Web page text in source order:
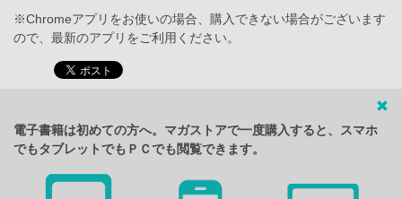
※Chromeアプリをお使いの場合、購入できない場合がございます
ので、最新のアプリをご利用ください。
電子書籍は初めての方へ。マガストアで一度購入すると、スマホ
でもタブレットでもＰＣでも閲覧できます。